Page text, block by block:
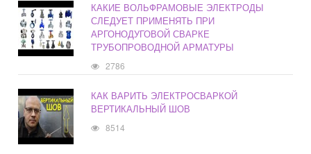
КАКИЕ ВОЛЬФРАМОВЫЕ ЭЛЕКТРОДЫ
СЛЕДУЕТ ПРИМЕНЯТЬ ПРИ
АРГОНОДУГОВОЙ СВАРКЕ
ТРУБОПРОВОДНОЙ АРМАТУРЫ
2786
КАК ВАРИТЬ ЭЛЕКТРОСВАРКОЙ
ВЕРТИКАЛЬНЫЙ ШОВ
8514